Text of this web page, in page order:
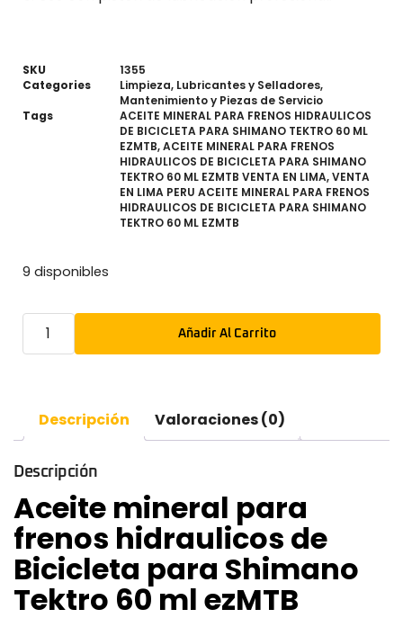
SKU
1355
Categories
Limpieza, Lubricantes y Selladores,
Mantenimiento y Piezas de Servicio
Tags
ACEITE MINERAL PARA FRENOS HIDRAULICOS
DE BICICLETA PARA SHIMANO TEKTRO 60 ML
EZMTB,ACEITE MINERAL PARA FRENOS
HIDRAULICOS DE BICICLETA PARA SHIMANO
TEKTRO 60 ML EZMTB VENTA EN LIMA,VENTA
EN LIMA PERU ACEITE MINERAL PARA FRENOS
HIDRAULICOS DE BICICLETA PARA SHIMANO
TEKTRO 60 ML EZMTB
9 disponibles
Añadir Al Carrito
Descripción Valoraciones (0)
Descripción
Aceite mineral para
frenos hidraulicos de
Bicicleta para Shimano
Tektro 60 ml ezMTB